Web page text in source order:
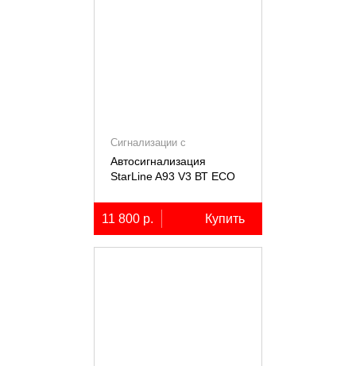
Сигнализации с
автозапуском
Автосигнализация
StarLine A93 V3 ВТ ECO
11 800 р. Купить